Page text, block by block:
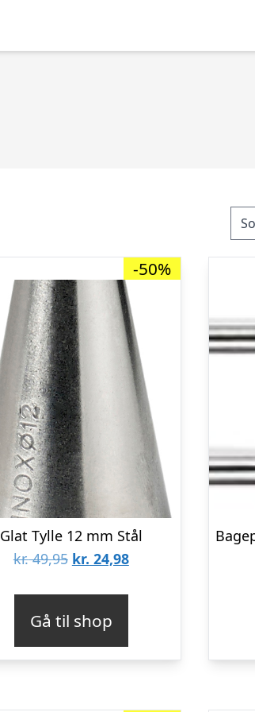
-50%
Glat Tylle 12 mm Stål
kr.49,95 Den
var:
kr. 49,95.
kr. 24,98Den
kr. 24,98.
Gå til shop